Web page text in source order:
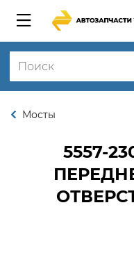
Мосты
5557-